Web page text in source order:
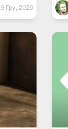
Гру, 2020
з